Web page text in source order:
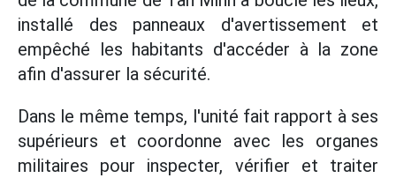
installé des panneaux d'avertissement et
empêché les habitants d'accéder à la zone
afin d'assurer la sécurité.
Dans le même temps, l'unité fait rapport à ses
supérieurs et coordonne avec les organes
militaires pour inspecter, vérifier et traiter